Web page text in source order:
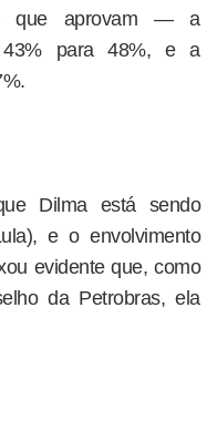
que aprovam — a
43% para 48%, e a
Dilma está sendo
e o envolvimento
evidente que, como
da Petrobras, ela